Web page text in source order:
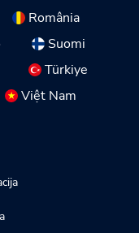
România
Suomi
Türkiye
Việt Nam